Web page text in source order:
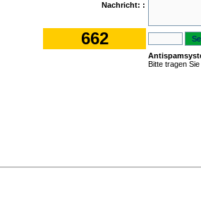
Nachricht: :
662
Bitte tragen